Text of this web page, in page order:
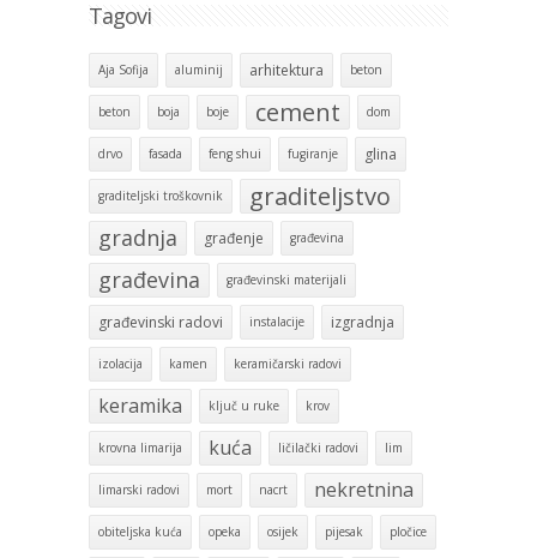
Tagovi
Aja Sofija aluminij arhitektura beton
beton boja boje cement dom
drvo fasada feng shui fugiranje glina
graditeljski troškovnik graditeljstvo
gradnja građenje građevina
građevina građevinski materijali
građevinski radovi instalacije izgradnja
izolacija kamen keramičarski radovi
keramika ključ u ruke krov
krovna limarija kuća ličilački radovi lim
limarski radovi mort nacrt nekretnina
obiteljska kuća opeka osijek pijesak pločice